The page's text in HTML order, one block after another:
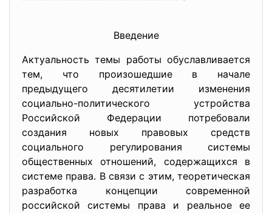
Введение
Актуальность темы работы обуславливается
тем, что произошедшие в начале
предыдущего десятилетии изменения
социально-политического устройства
Российской Федерации потребовали
создания новых правовых средств
социального регулирования системы
общественных отношений, содержащихся в
системе права. В связи с этим, теоретическая
разработка концепции современной
российской системы права и реальное ее